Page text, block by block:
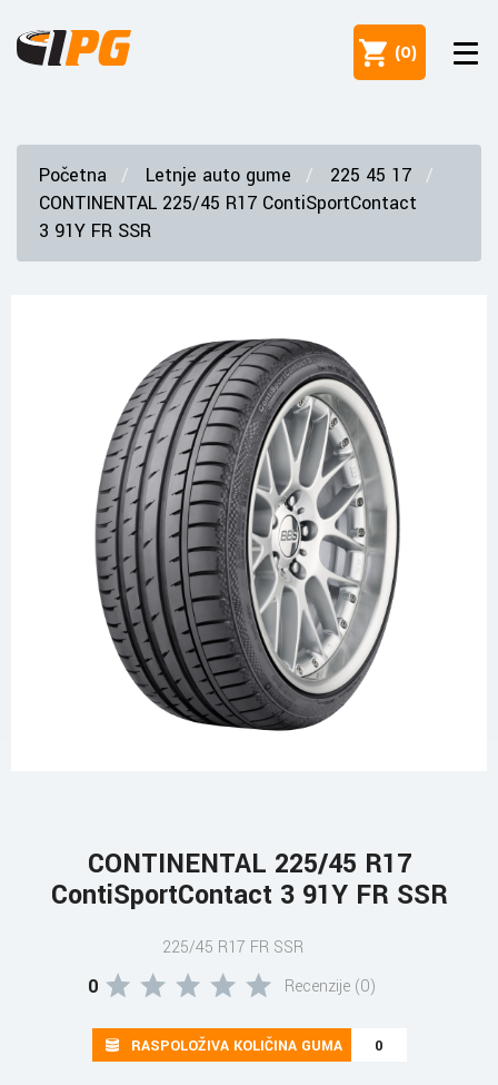
(0)
Početna Letnje auto gume
225 45 17
CONTINENTAL 225/45 R17 ContiSportContact
3 91Y FR SSR
CONTINENTAL 225/45 R17
ContiSportContact 3 91Y FR SSR
225/45 R17 FR SSR
0 Recenzije (0)
RASPOLOŽIVA KOLIČINA GUMA 0